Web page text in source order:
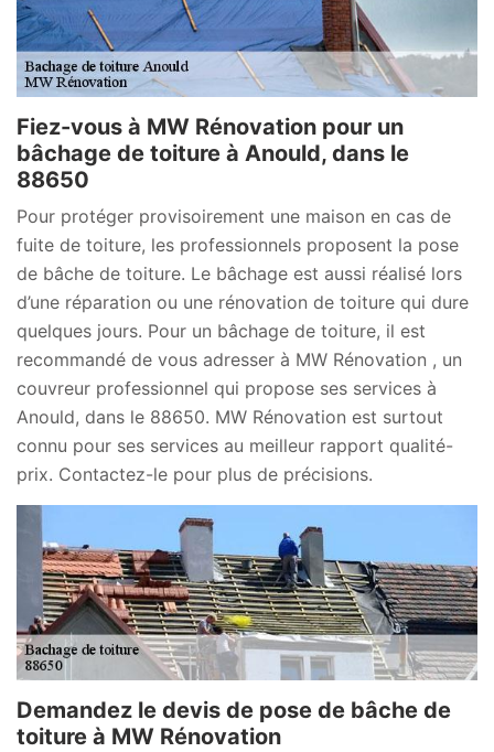
Fiez-vous à MW Rénovation pour un
bâchage de toiture à Anould, dans le
88650
Pour protéger provisoirement une maison en cas de
fuite de toiture, les professionnels proposent la pose
de bâche de toiture. Le bâchage est aussi réalisé lors
d’une réparation ou une rénovation de toiture qui dure
quelques jours. Pour un bâchage de toiture, il est
recommandé de vous adresser à MW Rénovation , un
couvreur professionnel qui propose ses services à
Anould, dans le 88650. MW Rénovation est surtout
connu pour ses services au meilleur rapport qualité-
prix. Contactez-le pour plus de précisions.
Demandez le devis de pose de bâche de
toiture à MW Rénovation